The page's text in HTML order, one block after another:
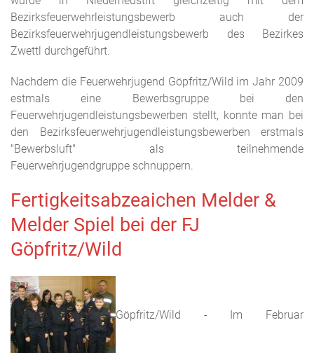
Bezirksfeuerwehrleistungsbewerb auch der
Bezirksfeuerwehrjugendleistungsbewerb des Bezirkes
Zwettl durchgeführt.
Nachdem die Feuerwehrjugend Göpfritz/Wild im Jahr 2009
estmals eine Bewerbsgruppe bei den
Feuerwehrjugendleistungsbewerben stellt, konnte man bei
den Bezirksfeuerwehrjugendleistungsbewerben erstmals
"Bewerbsluft" als teilnehmende
Feuerwehrjugendgruppe schnuppern.
Fertigkeitsabzeaichen Melder &
Melder Spiel bei der FJ
Göpfritz/Wild
Göpfritz/Wild - Im Februar